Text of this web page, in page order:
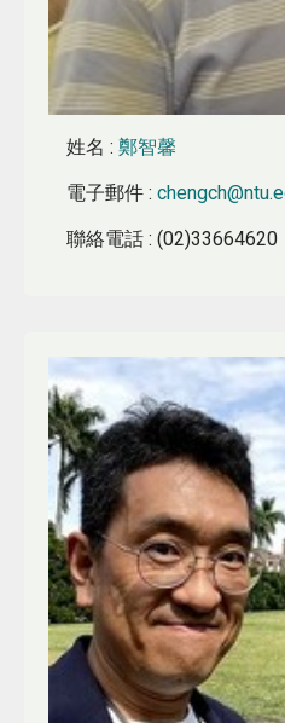
姓名 :鄭智馨
電子郵件 :
聯絡電話 : (02)33664620